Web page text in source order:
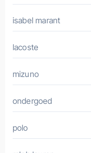
isabel marant
lacoste
mizuno
ondergoed
polo